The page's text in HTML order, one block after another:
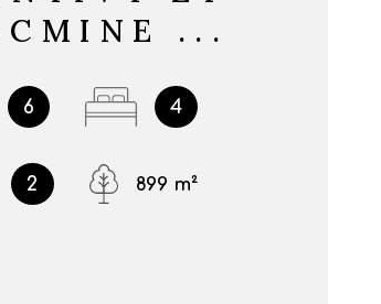
...
6 4
2 899 m²